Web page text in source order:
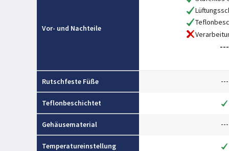
Vor- und Nachteile
---
Rutschfeste Füße ---
Teflonbeschichtet
Gehäusematerial ---
Temperatureinstellung